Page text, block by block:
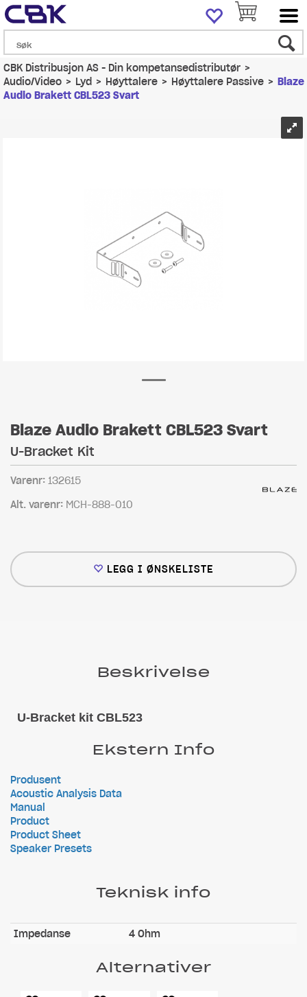
CBK Distribusjon AS - Din kompetansedistributør>
Audio/Video>Lyd >Høyttalere>Høyttalere Passive>Blaze
Audio Brakett CBL523 Svart
Blaze Audio Brakett CBL523 Svart
U-Bracket Kit
Varenr: 132615
Alt. varenr: MCH-888-010
LEGG I ØNSKELISTE
Beskrivelse
U-Bracket kit CBL523
Ekstern Info
Produsent
Acoustic Analysis Data
Manual
Product
Product Sheet
Speaker Presets
Teknisk info
Impedanse 4 Ohm
Alternativer